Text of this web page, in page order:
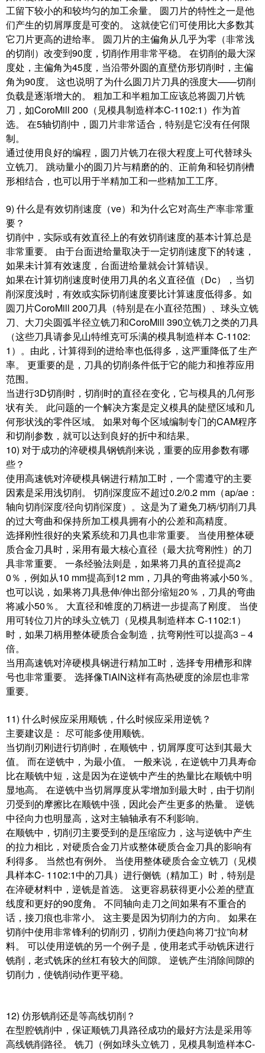
工留下较小的和较均匀的加工余量。 圆刀片的特性之一是他
们产生的切屑厚度是可变的。 这就使它们可使用比大多数其
它刀片更高的进给率。 圆刀片的主偏角从几乎为零（非常浅
的切削）改变到90度，切削作用非常平稳。 在切削的最大深
度处，主偏角为45度，当沿带外圆的直壁仿形切削时，主偏
角为90度。 这也说明了为什么圆刀片刀具的强度大——切削
负载是逐渐增大的。 粗加工和半粗加工应该总将圆刀片铣
刀，如CoroMill 200（见模具制造样本C-1102:1）作为首
选。 在5轴切削中，圆刀片非常适合，特别是它没有任何限
制。
通过使用良好的编程，圆刀片铣刀在很大程度上可代替球头
立铣刀。 跳动量小的圆刀片与精磨的的、正前角和轻切削槽
形相结合，也可以用于半精加工和一些精加工工序。
9) 什么是有效切削速度（ve）和为什么它对高生产率非常重
要？
切削中，实际或有效直径上的有效切削速度的基本计算总是
非常重要。 由于台面进给量取决于一定切削速度下的转速，
如果未计算有效速度，台面进给量就会计算错误。
如果在计算切削速度时使用刀具的名义直径值（Dc），当切
削深度浅时，有效或实际切削速度要比计算速度低得多。如
圆刀片CoroMill 200刀具（特别是在小直径范围）、球头立铣
刀、大刀尖圆弧半径立铣刀和CoroMill 390立铣刀之类的刀具
（这些刀具请参见山特维克可乐满的模具制造样本 C-1102:
1）。由此，计算得到的进给率也低得多，这严重降低了生产
率。 更重要的是，刀具的切削条件低于它的能力和推荐应用
范围。
当进行3D切削时，切削时的直径在变化，它与模具的几何形
状有关。 此问题的一个解决方案是定义模具的陡壁区域和几
何形状浅的零件区域。 如果对每个区域编制专门的CAM程序
和切削参数，就可以达到良好的折中和结果。
10) 对于成功的淬硬模具钢铣削来说，重要的应用参数有哪
些？
使用高速铣对淬硬模具钢进行精加工时，一个需遵守的主要
因素是采用浅切削。 切削深度应不超过0.2/0.2 mm（ap/ae：
轴向切削深度/径向切削深度）。这是为了避免刀柄/切削刀具
的过大弯曲和保持所加工模具拥有小的公差和高精度。
选择刚性很好的夹紧系统和刀具也非常重要。 当使用整体硬
质合金刀具时，采用有最大核心直径（最大抗弯刚性）的刀
具非常重要。 一条经验法则是，如果将刀具的直径提高2
0％，例如从10 mm提高到12 mm，刀具的弯曲将减小50％。
也可以说，如果将刀具悬伸/伸出部分缩短20％，刀具的弯曲
将减小50％。 大直径和锥度的刀柄进一步提高了刚度。 当使
用可转位刀片的球头立铣刀（见模具制造样本 C-1102:1）
时，如果刀柄用整体硬质合金制造，抗弯刚性可以提高3－4
倍。
当用高速铣对淬硬模具钢进行精加工时，选择专用槽形和牌
号也非常重要。 选择像TiAlN这样有高热硬度的涂层也非常
重要。
11) 什么时候应采用顺铣，什么时候应采用逆铣？
主要建议是： 尽可能多使用顺铣。
当切削刃刚进行切削时，在顺铣中，切屑厚度可达到其最大
值。 而在逆铣中，为最小值。 一般来说，在逆铣中刀具寿命
比在顺铣中短，这是因为在逆铣中产生的热量比在顺铣中明
显地高。 在逆铣中当切屑厚度从零增加到最大时，由于切削
刃受到的摩擦比在顺铣中强，因此会产生更多的热量。 逆铣
中径向力也明显高，这对主轴轴承有不利影响。
在顺铣中，切削刃主要受到的是压缩应力，这与逆铣中产生
的拉力相比，对硬质合金刀片或整体硬质合金刀具的影响有
利得多。 当然也有例外。 当使用整体硬质合金立铣刀（见模
具样本C- 1102:1中的刀具）进行侧铣（精加工）时，特别是
在淬硬材料中，逆铣是首选。 这更容易获得更小公差的壁直
线度和更好的90度角。 不同轴向走刀之间如果有不重合的
话，接刀痕也非常小。 这主要是因为切削力的方向。 如果在
切削中使用非常锋利的切削刃，切削力便趋向将刀“拉”向材
料。 可以使用逆铣的另一个例子是，使用老式手动铣床进行
铣削，老式铣床的丝杠有较大的间隙。 逆铣产生消除间隙的
切削力，使铣削动作更平稳。
12) 仿形铣削还是等高线切削？
在型腔铣削中，保证顺铣刀具路径成功的最好方法是采用等
高线铣削路径。 铣刀（例如球头立铣刀，见模具制造样本C-